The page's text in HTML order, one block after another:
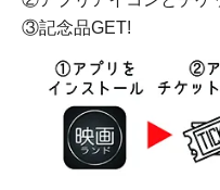
③記念品GET!